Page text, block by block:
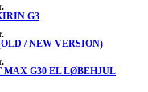
G3
/ NEW VERSION)
MAX G30 EL LØBEHJUL